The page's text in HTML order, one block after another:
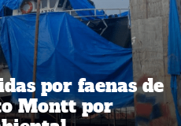
por faenas de
Montt por